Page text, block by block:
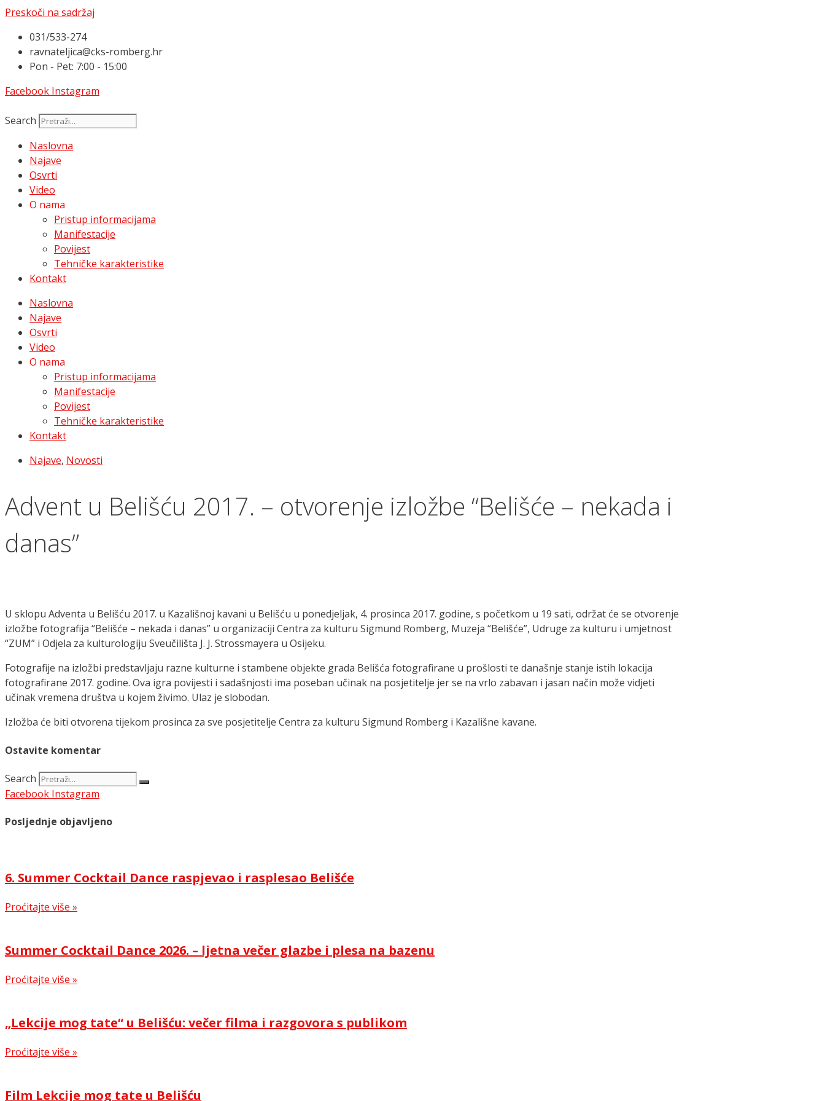
Preskoči na sadržaj
031/533-274
ravnateljica@cks-romberg.hr
Pon - Pet: 7:00 - 15:00
Facebook Instagram
Search
Naslovna
Najave
Osvrti
Video
O nama
Pristup informacijama
Manifestacije
Povijest
Tehničke karakteristike
Kontakt
Naslovna
Najave
Osvrti
Video
O nama
Pristup informacijama
Manifestacije
Povijest
Tehničke karakteristike
Kontakt
Najave, Novosti
Advent u Belišću 2017. – otvorenje izložbe “Belišće – nekada i
danas”
U sklopu Adventa u Belišću 2017. u Kazališnoj kavani u Belišću u ponedjeljak, 4. prosinca 2017. godine, s početkom u 19 sati, održat će se otvorenje
izložbe fotografija “Belišće – nekada i danas” u organizaciji Centra za kulturu Sigmund Romberg, Muzeja “Belišće”, Udruge za kulturu i umjetnost
“ZUM” i Odjela za kulturologiju Sveučilišta J. J. Strossmayera u Osijeku.
Fotografije na izložbi predstavljaju razne kulturne i stambene objekte grada Belišća fotografirane u prošlosti te današnje stanje istih lokacija
fotografirane 2017. godine. Ova igra povijesti i sadašnjosti ima poseban učinak na posjetitelje jer se na vrlo zabavan i jasan način može vidjeti
učinak vremena društva u kojem živimo. Ulaz je slobodan.
Izložba će biti otvorena tijekom prosinca za sve posjetitelje Centra za kulturu Sigmund Romberg i Kazališne kavane.
Ostavite komentar
Search
Facebook Instagram
Posljednje objavljeno
6. Summer Cocktail Dance raspjevao i rasplesao Belišće
Proćitajte više »
Summer Cocktail Dance 2026. – ljetna večer glazbe i plesa na bazenu
Proćitajte više »
„Lekcije mog tate“ u Belišću: večer filma i razgovora s publikom
Proćitajte više »
Film Lekcije mog tate u Belišću